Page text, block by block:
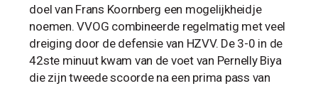
doel van Frans Koornberg een mogelijkheidje
noemen. VVOG combineerde regelmatig met veel
dreiging door de defensie van HZVV. De 3-0 in de
42ste minuut kwam van de voet van Pernelly Biya
die zijn tweede scoorde na een prima pass van